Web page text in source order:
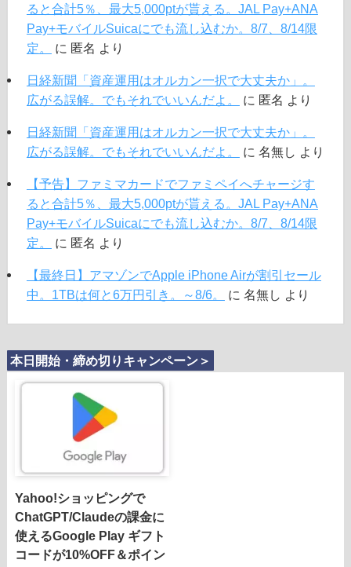
ると合計5％、最大5,000ptが貰える。JAL Pay+ANA
Pay+モバイルSuicaにでも流し込むか。8/7、8/14限
定。
に 匿名 より
日経新聞「資産運用はオルカン一択で大丈夫か」。
広がる誤解。でもそれでいいんだよ。
に 匿名 より
日経新聞「資産運用はオルカン一択で大丈夫か」。
広がる誤解。でもそれでいいんだよ。
に 名無し より
【予告】ファミマカードでファミペイへチャージす
ると合計5％、最大5,000ptが貰える。JAL Pay+ANA
Pay+モバイルSuicaにでも流し込むか。8/7、8/14限
定。
に 匿名 より
【最終日】アマゾンでApple iPhone Airが割引セール
中。1TBは何と6万円引き。～8/6。
に 名無し より
本日開始・締め切りキャンペーン＞
Yahoo!ショッピングで
ChatGPT/Claudeの課金に
使えるGoogle Play ギフト
コードが10%OFF＆ポイン